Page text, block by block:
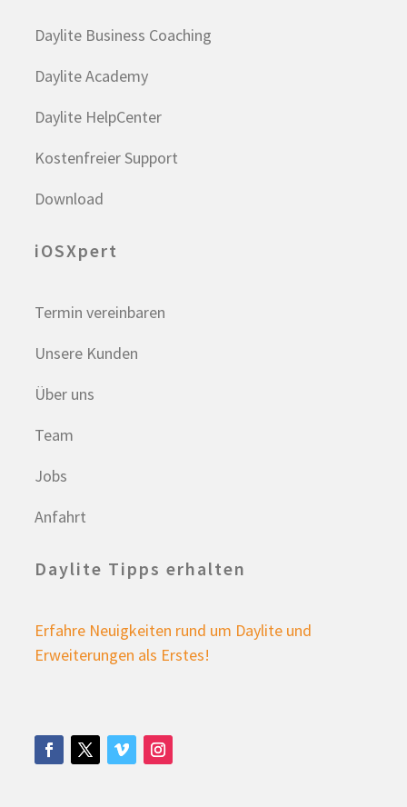
Daylite Business Coaching
Daylite Academy
Daylite HelpCenter
Kostenfreier Support
Download
iOSXpert
Termin vereinbaren
Unsere Kunden
Über uns
Team
Jobs
Anfahrt
Daylite Tipps erhalten
Erfahre Neuigkeiten rund um Daylite und
Erweiterungen als Erstes!